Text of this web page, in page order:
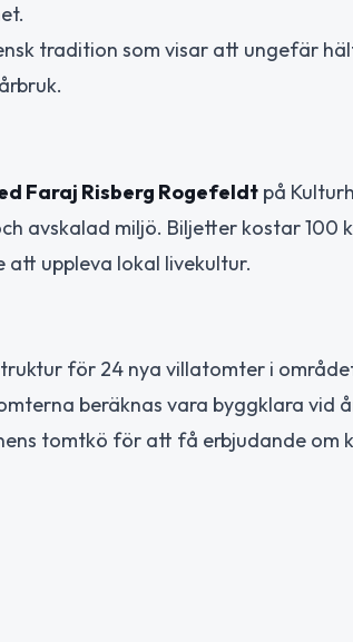
tradition som visar att ungefär
Faraj Risberg Rogefeldt på
avskalad miljö. Biljetter kostar 100
uppleva lokal livekultur.
för 24 nya villatomter i
beräknas vara byggklara vid
tomtkö för att få erbjudande om